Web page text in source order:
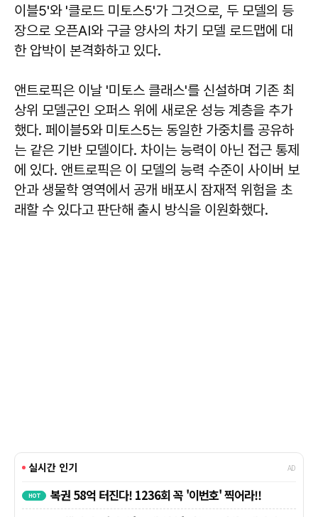
이블5'와 '클로드 미토스5'가 그것으로, 두 모델의 등
장으로 오픈AI와 구글 양사의 차기 모델 로드맵에 대
한 압박이 본격화하고 있다.
앤트로픽은 이날 '미토스 클래스'를 신설하며 기존 최
상위 모델군인 오퍼스 위에 새로운 성능 계층을 추가
했다. 페이블5와 미토스5는 동일한 가중치를 공유하
는 같은 기반 모델이다. 차이는 능력이 아닌 접근 통제
에 있다. 앤트로픽은 이 모델의 능력 수준이 사이버 보
안과 생물학 영역에서 공개 배포시 잠재적 위험을 초
래할 수 있다고 판단해 출시 방식을 이원화했다.